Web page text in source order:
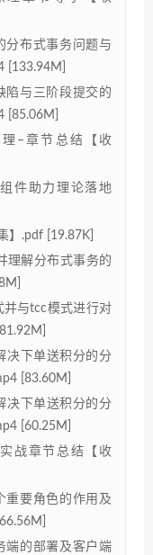
分布式事务问题与
[133.94M]
陷与三阶段提交的
[85.06M]
理–章节总结【收
件助力理论落地
】.pdf [19.87K]
理解分布式事务的
并与tcc模式进行对
决下单送积分的分
[83.60M]
决下单送积分的分
[60.25M]
战章节总结【收
重要角色的作用及
端的部署及客户端